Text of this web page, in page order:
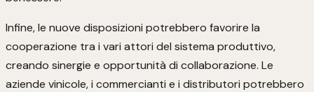
Infine, le nuove disposizioni potrebbero favorire la
cooperazione tra i vari attori del sistema produttivo,
creando sinergie e opportunità di collaborazione. Le
aziende vinicole, i commercianti e i distributori potrebbero